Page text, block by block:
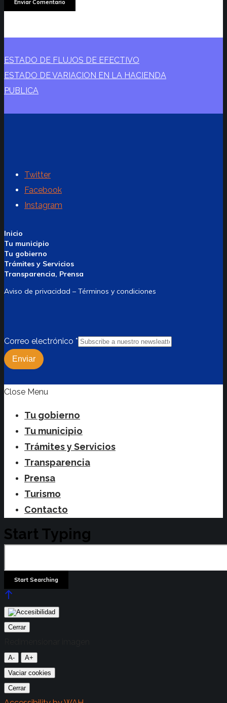
ESTADO DE FLUJOS DE EFECTIVO
ESTADO DE VARIACION EN LA HACIENDA
PUBLICA
Twitter
Facebook
Instagram
Inicio
Tu municipio
Tu gobierno
Trámites y Servicios
Transparencia, Prensa
Aviso de privacidad – Términos y condiciones
Correo electrónico *
Enviar
Close Menu
Tu gobierno
Tu municipio
Trámites y Servicios
Transparencia
Prensa
Turismo
Contacto
Start Typing
Cerrar
A-
A+
Vaciar cookies
Cerrar